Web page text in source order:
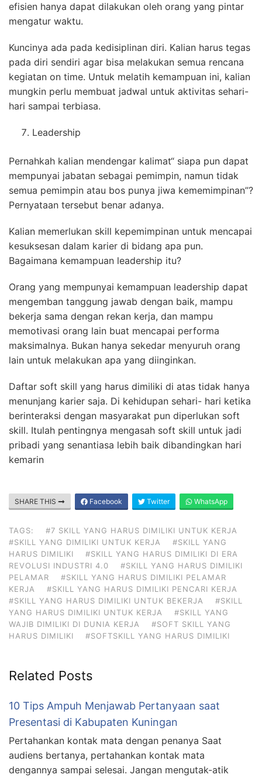
efisien hanya dapat dilakukan oleh orang yang pintar
mengatur waktu.
Kuncinya ada pada kedisiplinan diri. Kalian harus tegas
pada diri sendiri agar bisa melakukan semua rencana
kegiatan on time. Untuk melatih kemampuan ini, kalian
mungkin perlu membuat jadwal untuk aktivitas sehari-
hari sampai terbiasa.
Leadership
Pernahkah kalian mendengar kalimat“ siapa pun dapat
mempunyai jabatan sebagai pemimpin, namun tidak
semua pemimpin atau bos punya jiwa kememimpinan”?
Pernyataan tersebut benar adanya.
Kalian memerlukan skill kepemimpinan untuk mencapai
kesuksesan dalam karier di bidang apa pun.
Bagaimana kemampuan leadership itu?
Orang yang mempunyai kemampuan leadership dapat
mengemban tanggung jawab dengan baik, mampu
bekerja sama dengan rekan kerja, dan mampu
memotivasi orang lain buat mencapai performa
maksimalnya. Bukan hanya sekedar menyuruh orang
lain untuk melakukan apa yang diinginkan.
Daftar soft skill yang harus dimiliki di atas tidak hanya
menunjang karier saja. Di kehidupan sehari- hari ketika
berinteraksi dengan masyarakat pun diperlukan soft
skill. Itulah pentingnya mengasah soft skill untuk jadi
pribadi yang senantiasa lebih baik dibandingkan hari
kemarin
SHARE THIS Facebook Twitter WhatsApp
TAGS:
#7 SKILL YANG HARUS DIMILIKI UNTUK KERJA
#SKILL YANG DIMILIKI UNTUK KERJA
#SKILL YANG
HARUS DIMILIKI
#SKILL YANG HARUS DIMILIKI DI ERA
REVOLUSI INDUSTRI 4.0
#SKILL YANG HARUS DIMILIKI
PELAMAR
#SKILL YANG HARUS DIMILIKI PELAMAR
KERJA
#SKILL YANG HARUS DIMILIKI PENCARI KERJA
#SKILL YANG HARUS DIMILIKI UNTUK BEKERJA
#SKILL
YANG HARUS DIMILIKI UNTUK KERJA
#SKILL YANG
WAJIB DIMILIKI DI DUNIA KERJA
#SOFT SKILL YANG
HARUS DIMILIKI
#SOFTSKILL YANG HARUS DIMILIKI
Related Posts
10 Tips Ampuh Menjawab Pertanyaan saat
Presentasi di Kabupaten Kuningan
Pertahankan kontak mata dengan penanya Saat
audiens bertanya, pertahankan kontak mata
dengannya sampai selesai. Jangan mengutak-atik